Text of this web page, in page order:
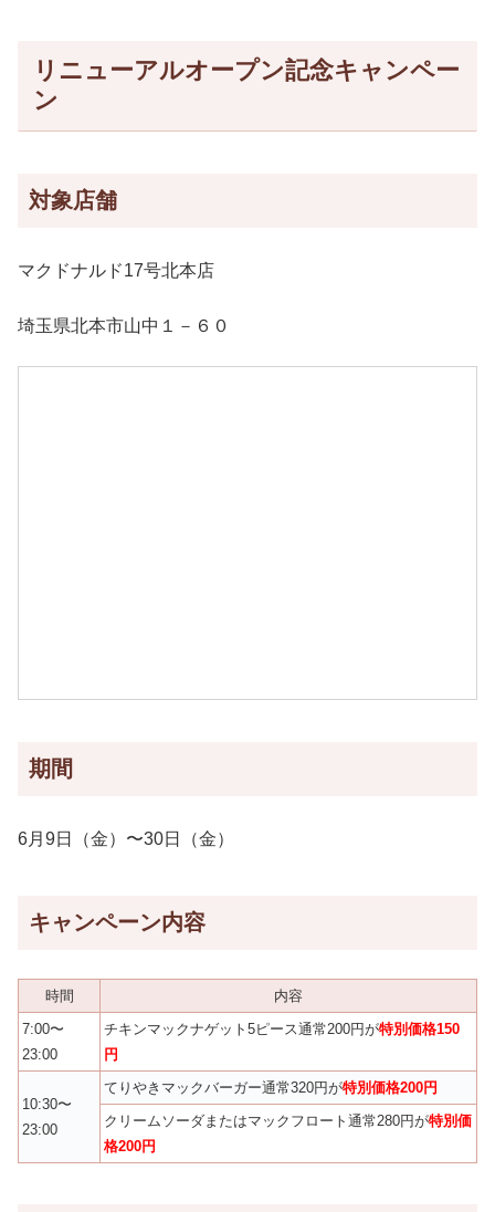
リニューアルオープン記念キャンペー
ン
対象店舗
マクドナルド17号北本店
埼玉県北本市山中１－６０
期間
6月9日（金）〜30日（金）
キャンペーン内容
時間
内容
7:00〜
23:00
チキンマックナゲット5ピース通常200円が特別価格150
円
10:30〜
23:00
てりやきマックバーガー通常320円が特別価格200円
クリームソーダまたはマックフロート通常280円が特別価
格200円